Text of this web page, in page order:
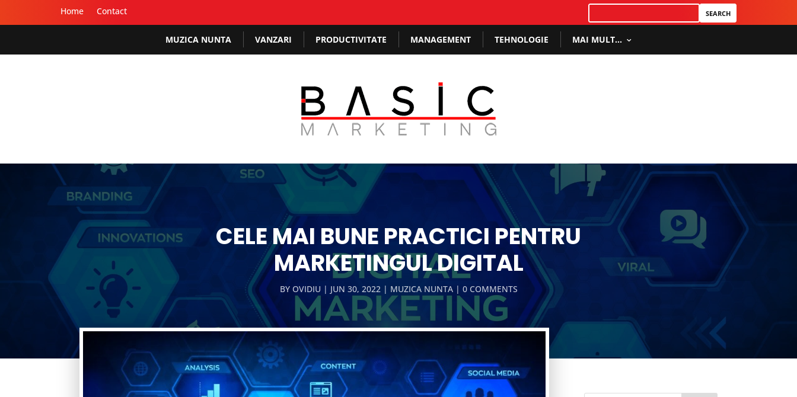
Home Contact
MUZICA NUNTA VANZARI PRODUCTIVITATE MANAGEMENT TEHNOLOGIE MAI MULT…
CELE MAI BUNE PRACTICI PENTRU
MARKETINGUL DIGITAL
BY OVIDIU JUN 30, 2022 MUZICA NUNTA 0 COMMENTS